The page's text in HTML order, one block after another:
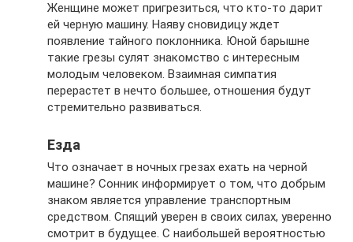
Женщине может пригрезиться, что кто-то дарит
ей черную машину. Наяву сновидицу ждет
появление тайного поклонника. Юной барышне
такие грезы сулят знакомство с интересным
молодым человеком. Взаимная симпатия
перерастет в нечто большее, отношения будут
стремительно развиваться.
Езда
Что означает в ночных грезах ехать на черной
машине? Сонник информирует о том, что добрым
знаком является управление транспортным
средством. Спящий уверен в своих силах, уверенно
смотрит в будущее. С наибольшей вероятностью